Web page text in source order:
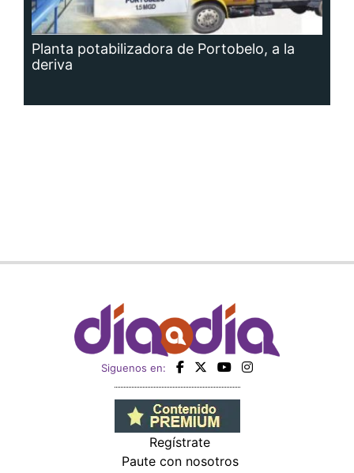
Planta potabilizadora de Portobelo, a la
deriva
Siguenos en:
Regístrate
Paute con nosotros